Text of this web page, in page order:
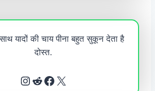
यादों की चाय पीना बहुत सुकून देता है
दोस्त.
Instagram Reddit Facebook X